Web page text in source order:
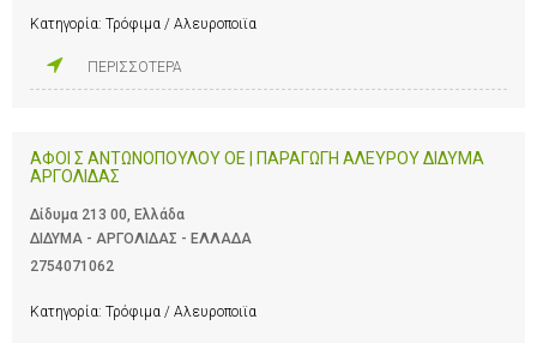
Κατηγορία: Τρόφιμα / Αλευροποιϊα
ΠΕΡΙΣΣΟΤΕΡΑ
ΑΦΟΙ Σ ΑΝΤΩΝΟΠΟΥΛΟΥ ΟΕ | ΠΑΡΑΓΩΓΗ ΑΛΕΥΡΟΥ ΔΙΔΥΜΑ
ΑΡΓΟΛΙΔΑΣ
Δίδυμα 213 00, Ελλάδα
ΔΙΔΥΜΑ - ΑΡΓΟΛΙΔΑΣ - ΕΛΛΑΔΑ
2754071062
Κατηγορία: Τρόφιμα / Αλευροποιϊα